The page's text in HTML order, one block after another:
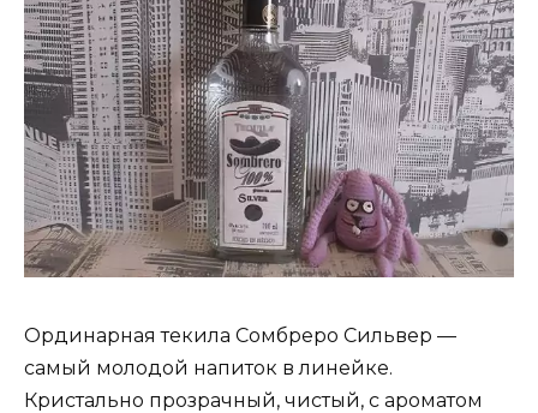
Ординарная текила Сомбреро Сильвер —
самый молодой напиток в линейке.
Кристально прозрачный, чистый, с ароматом